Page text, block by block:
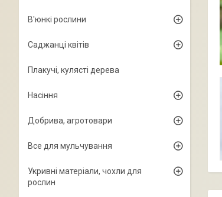
В'юнкі рослини
Саджанці квітів
Плакучі, кулясті дерева
Насіння
Добрива, агротовари
Все для мульчування
Укривні матеріали, чохли для
рослин